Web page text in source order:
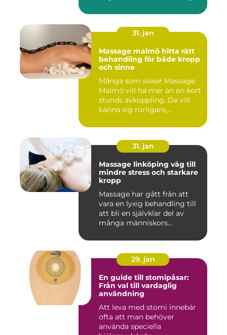
31. jan
Massage malmö hitta rätt
behandling för både kropp
och sinne
Många som söker Massage
Malmö vill ha mer än en kort
stunds avkoppling. De vill
känna sig rörligare,...
31. jan
Massage linköping väg till
mindre stress och starkare
kropp
Massage har gått från att
vara en lyxig behandling till
att bli en självklar del av
många människors...
29. jan
En guide till stomipåsar:
Från val till vardaglig
användning
Att leva med stomi innebär
ofta att man behöver
använda speciella